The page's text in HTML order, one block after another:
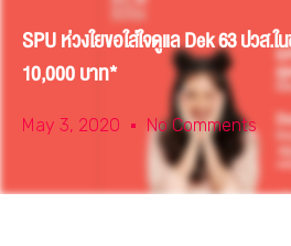
SPU ห่วงใยขอใส่ใจดูแล Dek 63 ปวส
10,000 บาท*
May 3, 2020 No Comments